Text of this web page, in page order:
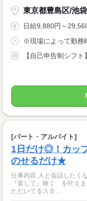
東京都豊島区/池
日給9,880円～
※現場によって勤務
【自己申告制シフ
[パート・アルバイト]
1日だけ◎！カッ
のせるだけ★
仕事内容 人と会話したくないな..... 疲れるのは嫌だな。。。 など
『楽して』稼ぐ を叶えます。 人気のお仕事の為、既に
ただいてるスタ...